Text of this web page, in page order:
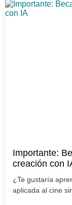
Importante:
creación con
¿Te gustaría
aplicada al cine